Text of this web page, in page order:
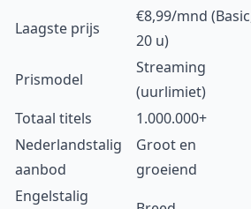
Laagste prijs
€8,99/mnd
20 u)
Prismodel
Streaming
(uurlimiet)
Totaal titels
1.000.000+
Nederlandstalig
aanbod
Groot en
groeiend
Engelstalig